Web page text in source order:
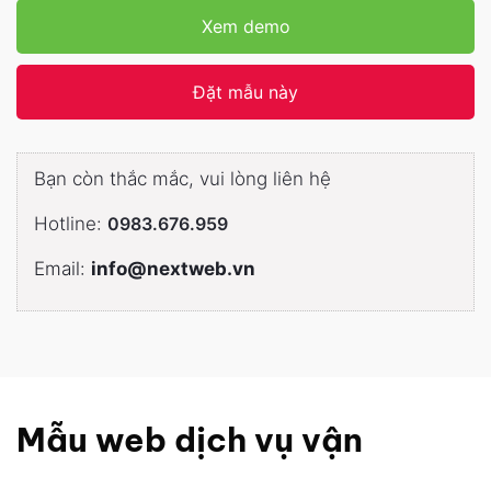
Xem demo
Đặt mẫu này
Bạn còn thắc mắc, vui lòng liên hệ
Hotline: 0983.676.959
Email: info@nextweb.vn
Mẫu web dịch vụ vận